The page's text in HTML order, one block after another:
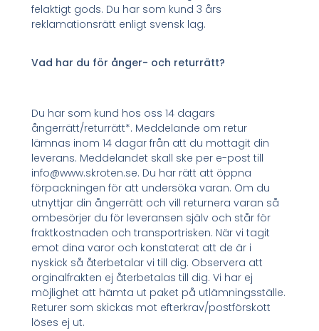
felaktigt gods. Du har som kund 3 års
reklamationsrätt enligt svensk lag.
Vad har du för ånger- och returrätt?
Du har som kund hos oss 14 dagars
ångerrätt/returrätt*. Meddelande om retur
lämnas inom 14 dagar från att du mottagit din
leverans. Meddelandet skall ske per e-post till
info@www.skroten.se. Du har rätt att öppna
förpackningen för att undersöka varan. Om du
utnyttjar din ångerrätt och vill returnera varan så
ombesörjer du för leveransen själv och står för
fraktkostnaden och transportrisken. När vi tagit
emot dina varor och konstaterat att de är i
nyskick så återbetalar vi till dig. Observera att
orginalfrakten ej återbetalas till dig. Vi har ej
möjlighet att hämta ut paket på utlämningsställe.
Returer som skickas mot efterkrav/postförskott
löses ej ut.